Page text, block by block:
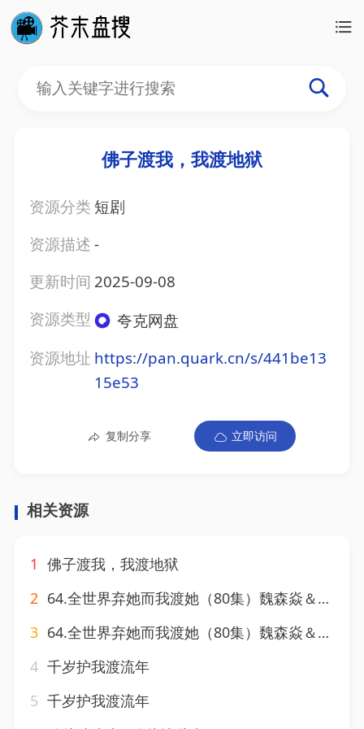
佛子渡我，我渡地狱
资源分类 短剧
资源描述-
更新时间 2025-09-08
资源类型
夸克网盘
资源地址 https://pan.quark.cn/s/441be13
15e53
复制分享 立即访问
相关资源
1 佛子渡我，我渡地狱
2 64.全世界弃她而我渡她（80集）魏森焱＆黄宝仪
3 64.全世界弃她而我渡她（80集）魏森焱＆黄宝仪
4 千岁护我渡流年
5 千岁护我渡流年